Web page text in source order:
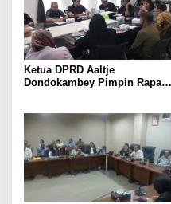
Ketua DPRD Aaltje
Dondokambey Pimpin Rapat
Penyampaian Ranperda LKPJ